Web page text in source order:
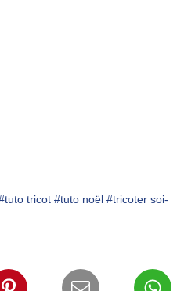
tricot #tuto noël #tricoter soi-